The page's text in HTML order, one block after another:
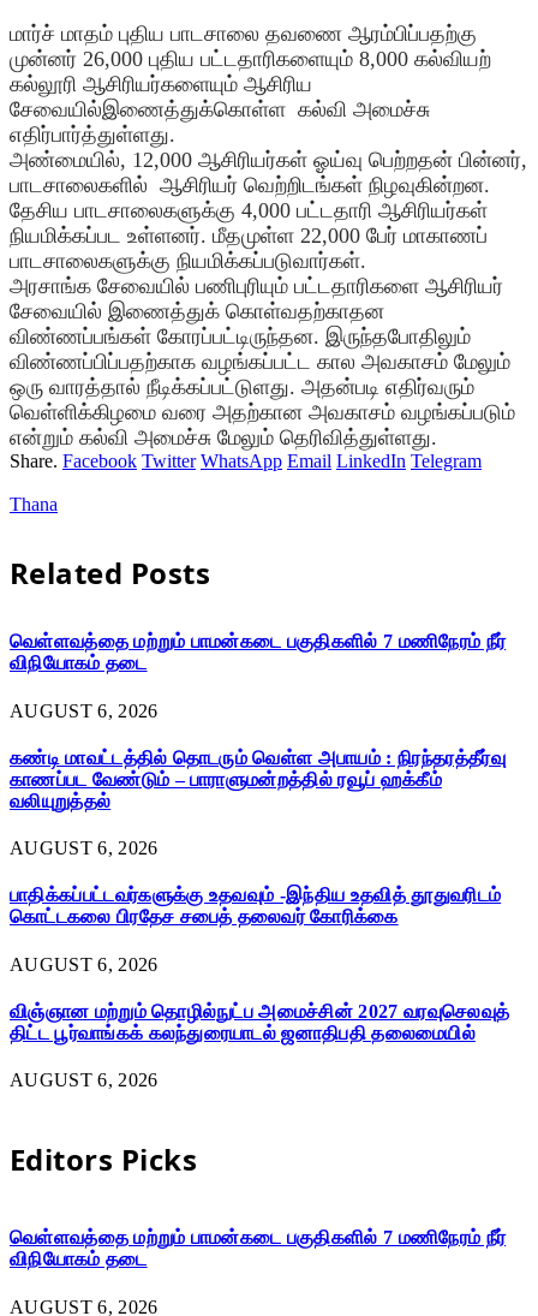
மார்ச் மாதம் புதிய பாடசாலை தவணை ஆரம்பிப்பதற்கு
முன்னர் 26,000 புதிய பட்டதாரிகளையும் 8,000 கல்வியற்
கல்லூரி ஆசிரியர்களையும் ஆசிரிய
சேவையில்இணைத்துக்கொள்ள கல்வி அமைச்சு
எதிர்பார்த்துள்ளது.
அண்மையில், 12,000 ஆசிரியர்கள் ஓய்வு பெற்றதன் பின்னர்,
பாடசாலைகளில் ஆசிரியர் வெற்றிடங்கள் நிழவுகின்றன.
தேசிய பாடசாலைகளுக்கு 4,000 பட்டதாரி ஆசிரியர்கள்
நியமிக்கப்பட உள்ளனர். மீதமுள்ள 22,000 பேர் மாகாணப்
பாடசாலைகளுக்கு நியமிக்கப்படுவார்கள்.
அரசாங்க சேவையில் பணிபுரியும் பட்டதாரிகளை ஆசிரியர்
சேவையில் இணைத்துக் கொள்வதற்காதன
விண்ணப்பங்கள் கோரப்பட்டிருந்தன. இருந்தபோதிலும்
விண்ணப்பிப்பதற்காக வழங்கப்பட்ட கால அவகாசம் மேலும்
ஒரு வாரத்தால் நீடிக்கப்பட்டுளது. அதன்படி எதிர்வரும்
வெள்ளிக்கிழமை வரை அதற்கான அவகாசம் வழங்கப்படும்
என்றும் கல்வி அமைச்சு மேலும் தெரிவித்துள்ளது.
Share. Facebook Twitter WhatsApp Email LinkedIn Telegram
Thana
Related Posts
வெள்ளவத்தை மற்றும் பாமன்கடை பகுதிகளில் 7 மணிநேரம் நீர்
விநியோகம் தடை
AUGUST 6, 2026
கண்டி மாவட்டத்தில் தொடரும் வெள்ள அபாயம் : நிரந்தரத்தீர்வு
காணப்பட வேண்டும் – பாராளுமன்றத்தில் ரவூப் ஹக்கீம்
வலியுறுத்தல்
AUGUST 6, 2026
பாதிக்கப்பட்டவர்களுக்கு உதவவும் -இந்திய உதவித் தூதுவரிடம்
கொட்டகலை பிரதேச சபைத் தலைவர் கோரிக்கை
AUGUST 6, 2026
விஞ்ஞான மற்றும் தொழில்நுட்ப அமைச்சின் 2027 வரவுசெலவுத்
திட்ட பூர்வாங்கக் கலந்துரையாடல் ஜனாதிபதி தலைமையில்
AUGUST 6, 2026
Editors Picks
வெள்ளவத்தை மற்றும் பாமன்கடை பகுதிகளில் 7 மணிநேரம் நீர்
விநியோகம் தடை
AUGUST 6, 2026